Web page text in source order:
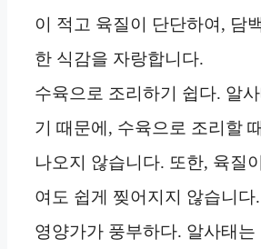
이 적고 육질이 단단하여, 담
한 식감을 자랑합니다.
수육으로 조리하기 쉽다. 알
기 때문에, 수육으로 조리할
나오지 않습니다. 또한, 육질
여도 쉽게 찢어지지 않습니다.
영양가가 풍부하다. 알사태는